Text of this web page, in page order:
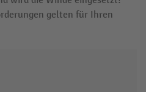
gelten für Ihren